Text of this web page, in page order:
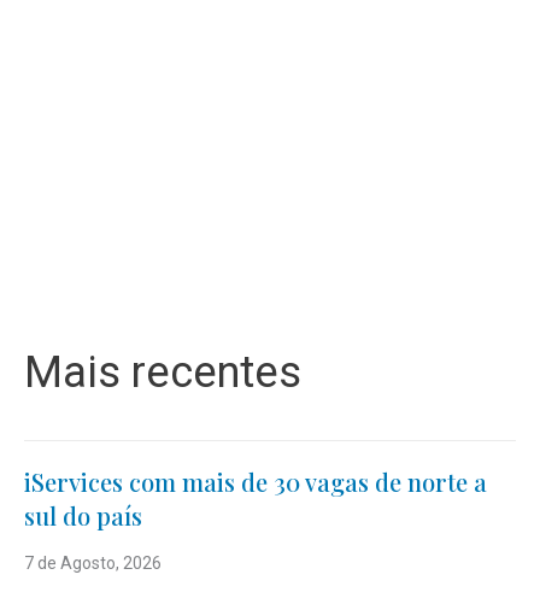
Mais recentes
iServices com mais de 30 vagas de norte a
sul do país
7 de Agosto, 2026